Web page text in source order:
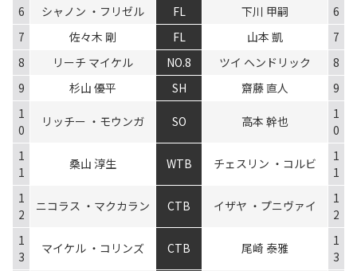
6
シャノン ・フリゼル FL 下川 甲嗣
6
7
佐々木 剛 FL 山本 凱
7
8
リーチ マイケル NO.8 ツイ ヘンドリック
8
9
杉山 優平 SH 齋藤 直人
9
1
0
リッチー ・モウンガ SO 高本 幹也
1
0
1
1
桑山 淳生 WTB チェスリン ・コルビ
1
1
1
2
ニコラス ・マクカラン CTB イザヤ ・プニヴァイ
1
2
1
3
マイケル ・コリンズ CTB 尾崎 泰雅
1
3